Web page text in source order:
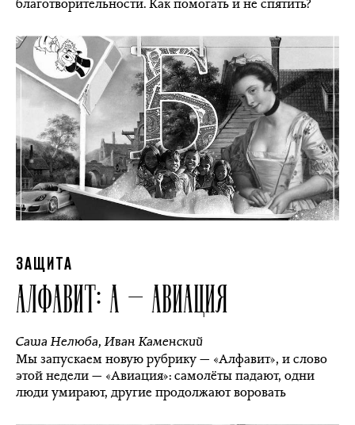
благотворительности. Как помогать и не спятить?
ЗАЩИТА
АЛФАВИТ: А — АВИАЦИЯ
Саша Нелюба,Иван Каменский
Мы запускаем новую рубрику — «Алфавит», и слово
этой недели — «Авиация»: самолёты падают, одни
люди умирают, другие продолжают воровать